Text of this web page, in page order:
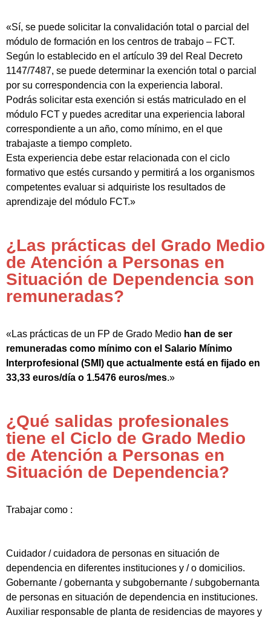
«Sí, se puede solicitar la convalidación total o parcial del
módulo de formación en los centros de trabajo – FCT.
Según lo establecido en el artículo 39 del Real Decreto
1147/7487, se puede determinar la exención total o parcial
por su correspondencia con la experiencia laboral.
Podrás solicitar esta exención si estás matriculado en el
módulo FCT y puedes acreditar una experiencia laboral
correspondiente a un año, como mínimo, en el que
trabajaste a tiempo completo.
Esta experiencia debe estar relacionada con el ciclo
formativo que estés cursando y permitirá a los organismos
competentes evaluar si adquiriste los resultados de
aprendizaje del módulo FCT.»
¿Las prácticas del Grado Medio
de Atención a Personas en
Situación de Dependencia son
remuneradas?
«Las prácticas de un FP de Grado Medio han de ser
remuneradas como mínimo con el Salario Mínimo
Interprofesional (SMI) que actualmente está en fijado en
33,33 euros/día o 1.5476 euros/mes.»
¿Qué salidas profesionales
tiene el Ciclo de Grado Medio
de Atención a Personas en
Situación de Dependencia?
Trabajar como :
Cuidador / cuidadora de personas en situación de
dependencia en diferentes instituciones y / o domicilios.
Gobernante / gobernanta y subgobernante / subgobernanta
de personas en situación de dependencia en instituciones.
Auxiliar responsable de planta de residencias de mayores y